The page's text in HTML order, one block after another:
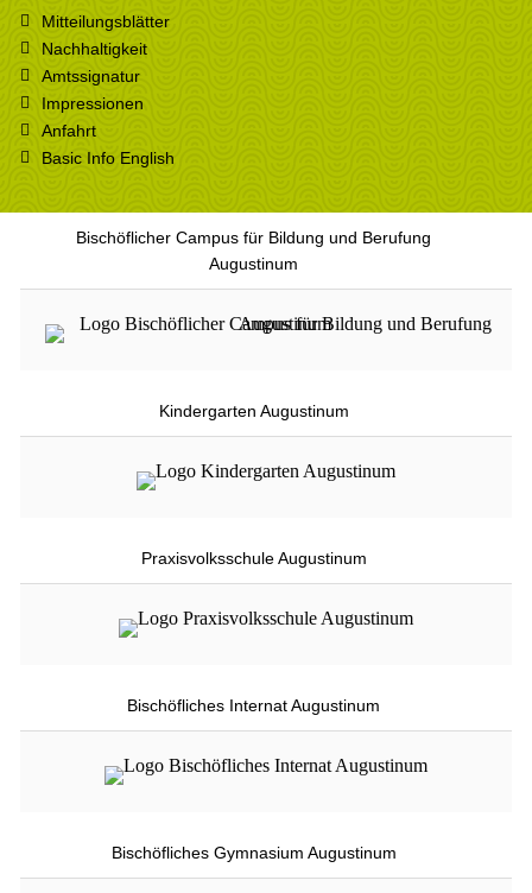
Mitteilungsblätter
Nachhaltigkeit
Amtssignatur
Impressionen
Anfahrt
Basic Info English
Bischöflicher Campus für Bildung und Berufung
Augustinum
Kindergarten Augustinum
Praxisvolksschule Augustinum
Bischöfliches Internat Augustinum
Bischöfliches Gymnasium Augustinum